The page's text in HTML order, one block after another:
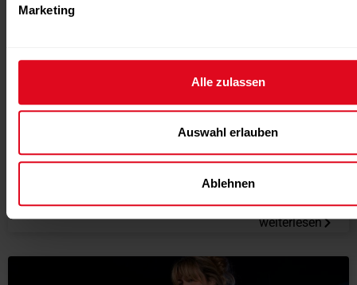
Marketing
Alle zulassen
Auswahl erlauben
Ablehnen
BLACKROLL wird offizieller Recovery-
Zusammenarbeit deutlich aus: Das Schweizer
Unternehmen übernimmt künftig weltweit die Rolle des
Official Recovery...
weiterlesen